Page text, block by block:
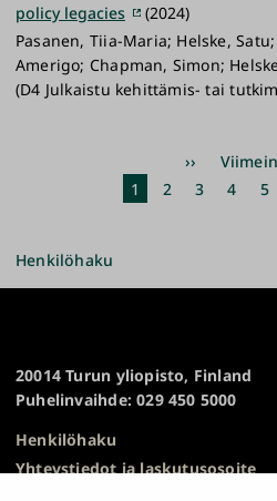
policy legacies
(2024)
Pasanen, Tiia-Maria; Helske,
Amerigo; Chapman, Simon;
(D4 Julkaistu kehittämis- tai
Seuraava
sivu
››
sivu
Nykyinen
1 Sivu
2 Sivu
3 Sivu
4 5
Henkilöhaku
20014 Turun yliopisto, Finland
Puhelinvaihde: 029 450 5000
Henkilöhaku
Yhteystiedot ja laskutusosoite